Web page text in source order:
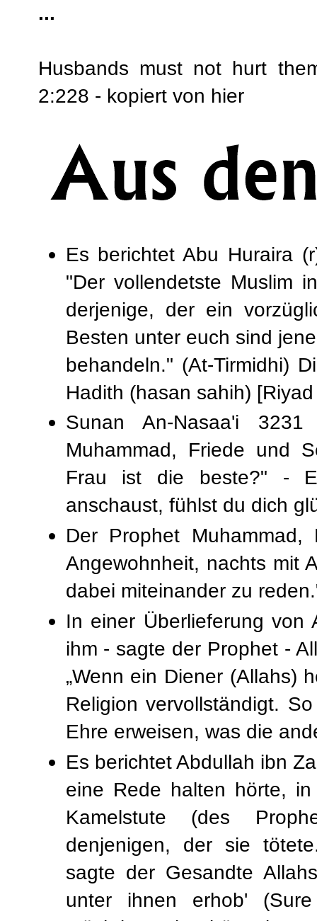
...
Husbands must not hurt
2:228 - kopiert von hier
Es berichtet Abu Huraira
"Der vollendetste Muslim
derjenige, der ein
Besten unter euch sind
behandeln." (At-Tirmidhi)
Hadith (hasan sahih)
Sunan An-Nasaa'i
Muhammad, Friede und
Frau ist die beste?" -
anschaust, fühlst du dich
Der Prophet
Angewohnheit, nachts mit
dabei miteinander zu
In einer Überlieferung von
ihm - sagte der Prophet -
„Wenn ein Diener (Allahs)
Religion vervollständigt.
Ehre erweisen, was die
Es berichtet Abdullah ibn
eine Rede halten hörte,
Kamelstute (des
denjenigen, der sie
sagte der Gesandte
unter ihnen erhob'